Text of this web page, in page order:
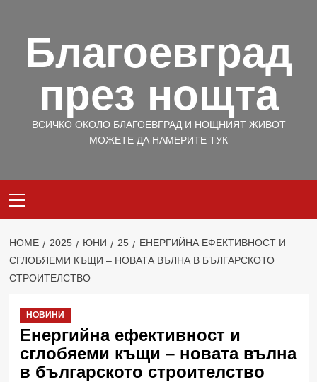
contentБлагоевград
през нощта
ВСИЧКО ОКОЛО БЛАГОЕВГРАД И НОЩНИЯТ ЖИВОТ
МОЖЕТЕ ДА НАМЕРИТЕ ТУК
Menu
HOME 2025 ЮНИ 25
ЕНЕРГИЙНА ЕФЕКТИВНОСТ И
СГЛОБЯЕМИ КЪЩИ – НОВАТА ВЪЛНА В БЪЛГАРСКОТО
СТРОИТЕЛСТВО
НОВИНИ
Енергийна ефективност и
сглобяеми къщи – новата вълна
в българското строителство